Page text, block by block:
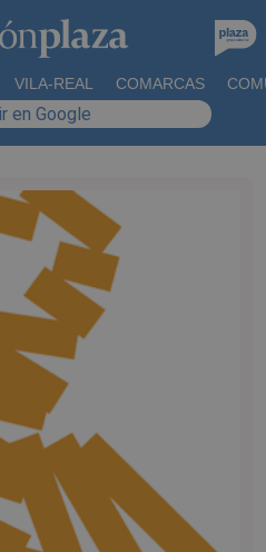
VILA-REAL COMARCAS
en Google